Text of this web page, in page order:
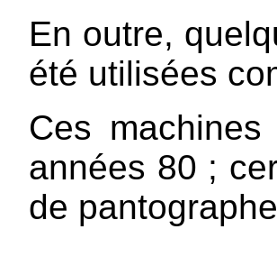
En outre,
été utilisées
Ces
années 80 ;
de